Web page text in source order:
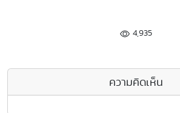
4,935
ความคิดเห็น